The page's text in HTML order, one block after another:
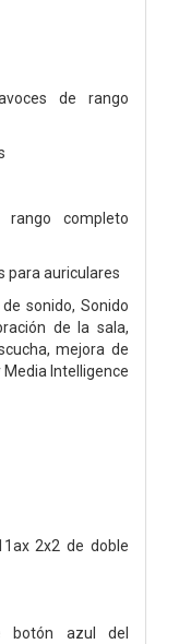
de rango
completo
para auriculares
sonido, Sonido
de la sala,
mejora de
Intelligence
2x2 de doble
botón azul del